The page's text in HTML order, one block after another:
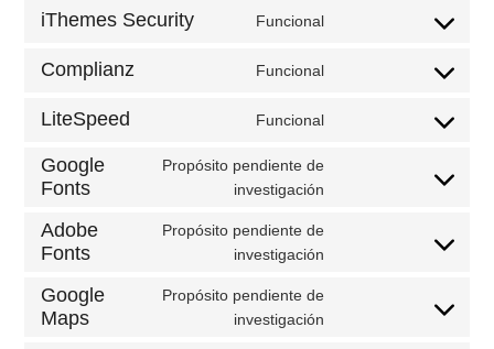
iThemes Security Funcional
Complianz Funcional
LiteSpeed Funcional
Google
Fonts
Propósito pendiente de
investigación
Adobe
Fonts
Propósito pendiente de
investigación
Google
Maps
Propósito pendiente de
investigación